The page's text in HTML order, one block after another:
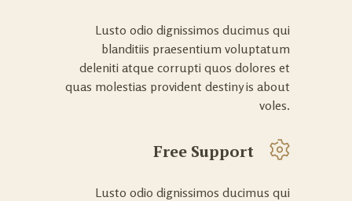
Lusto odio dignissimos ducimus qui
blanditiis praesentium voluptatum
deleniti atque corrupti quos dolores et
quas molestias provident destiny is about
voles.
Free Support
Lusto odio dignissimos ducimus qui